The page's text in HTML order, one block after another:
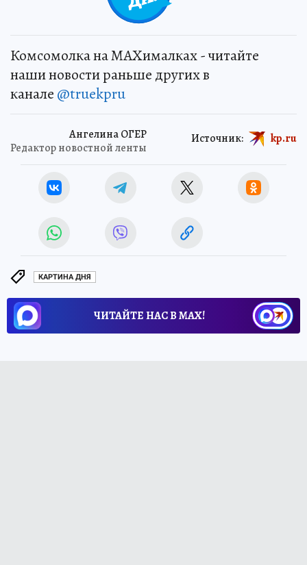
Комсомолка на MAXималках - читайте
наши новости раньше других в
канале @truekpru
Ангелина ОГЕР
Редактор новостной ленты
Источник: kp.ru
КАРТИНА ДНЯ
ЧИТАЙТЕ НАС В МАХ!